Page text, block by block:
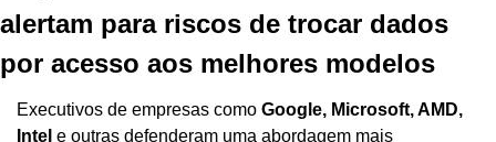
alertam para riscos de trocar dados
por acesso aos melhores modelos
Executivos de empresas como Google, Microsoft, AMD,
Intel e outras defenderam uma abordagem mais